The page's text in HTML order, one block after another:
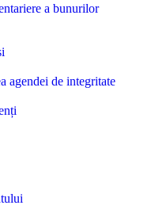
a bunurilor
agendei de integritate